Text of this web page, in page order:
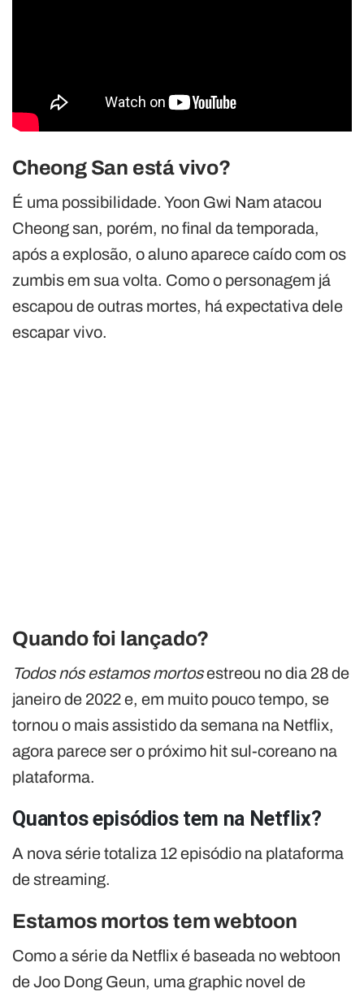
Cheong San está vivo?
É uma possibilidade. Yoon Gwi Nam atacou
Cheong san, porém, no final da temporada,
após a explosão, o aluno aparece caído com os
zumbis em sua volta. Como o personagem já
escapou de outras mortes, há expectativa dele
escapar vivo.
Quando foi lançado?
Todos nós estamos mortosestreou no dia 28 de
janeiro de 2022 e, em muito pouco tempo, se
tornou o mais assistido da semana na Netflix,
agora parece ser o próximo hit sul-coreano na
plataforma.
Quantos episódios tem na Netflix?
A nova série totaliza 12 episódio na plataforma
de streaming.
Estamos mortos tem webtoon
Como a série da Netflix é baseada no webtoon
de Joo Dong Geun, uma graphic novel de